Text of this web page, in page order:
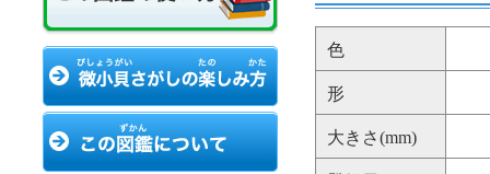
色
形
大きさ(mm)